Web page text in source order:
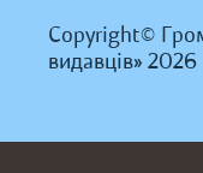
Copyright©
видавців» 2026